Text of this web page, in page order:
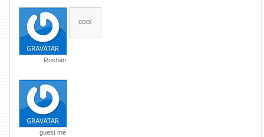
Roshan
cool
guest me